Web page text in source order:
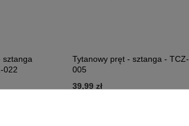
sztanga
022
Tytanowy pręt - sztanga - TCZ-
005
39,99 zł